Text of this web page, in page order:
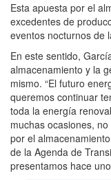
Esta apuesta por el
excedentes de
eventos nocturnos de
En este sentido,
almacenamiento y la
mismo. “El futuro
queremos continuar
toda la energía
muchas ocasiones,
por el
de la Agenda de
presentamos hace